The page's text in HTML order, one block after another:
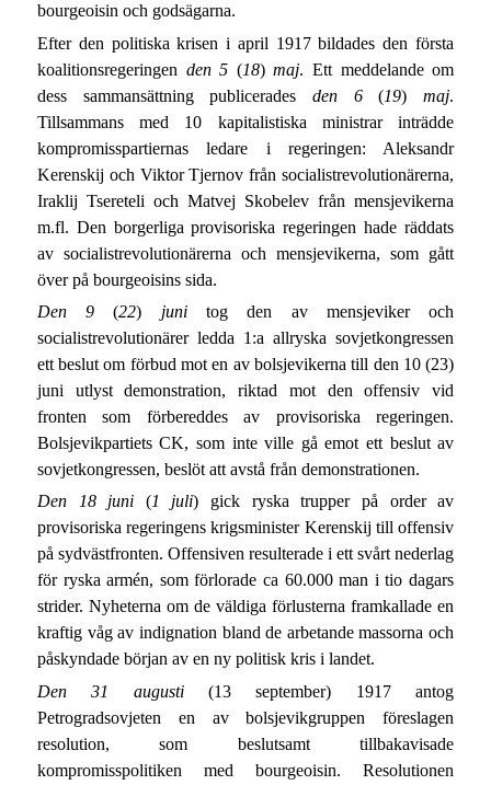
bourgeoisin och godsägarna.
Efter den politiska krisen i april 1917 bildades den första
koalitionsregeringen den 5 (18)maj. Ett meddelande om
dess sammansättning publicerades den 6(19)maj.
Tillsammans med 10 kapitalistiska ministrar inträdde
kompromisspartiernas ledare i regeringen: Aleksandr
Kerenskij och Viktor Tjernov från socialistrevolutionärerna,
Iraklij Tsereteli och Matvej Skobelev från mensjevikerna
m.fl. Den borgerliga provisoriska regeringen hade räddats
av socialistrevolutionärerna och mensjevikerna, som gått
över på bourgeoisins sida.
Den 9 (22) junitog den av mensjeviker och
socialistrevolutionärer ledda 1:a allryska sovjetkongressen
ett beslut om förbud mot en av bolsjevikerna till den 10 (23)
juni utlyst demonstration, riktad mot den offensiv vid
fronten som förbereddes av provisoriska regeringen.
Bolsjevikpartiets CK, som inte ville gå emot ett beslut av
sovjetkongressen, beslöt att avstå från demonstrationen.
Den 18 juni (1 juli) gick ryska trupper på order av
provisoriska regeringens krigsminister Kerenskij till offensiv
på sydvästfronten. Offensiven resulterade i ett svårt nederlag
för ryska armén, som förlorade ca 60.000 man i tio dagars
strider. Nyheterna om de väldiga förlusterna framkallade en
kraftig våg av indignation bland de arbetande massorna och
påskyndade början av en ny politisk kris i landet.
Den 31 augusti(13 september) 1917 antog
Petrogradsovjeten en av bolsjevikgruppen föreslagen
resolution, som beslutsamt tillbakavisade
kompromisspolitiken med bourgeoisin. Resolutionen